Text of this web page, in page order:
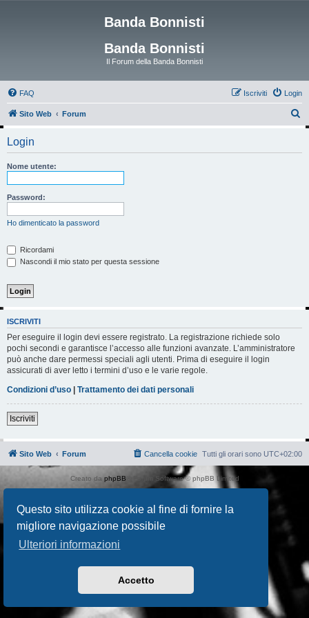
Questo sito utilizza cookie al fine di fornire la
migliore navigazione possibile
Ulteriori informazioni
Accetto
Banda Bonnisti
Banda Bonnisti
Il Forum della Banda Bonnisti
FAQ Login
Iscriviti
Sito Web Forum
Login
Nome utente:
Password:
Ho dimenticato la password
Ricordami
Nascondi il mio stato per questa sessione
ISCRIVITI
Per eseguire il login devi essere registrato. La registrazione richiede solo
pochi secondi e garantisce l’accesso alle funzioni avanzate. L’amministratore
può anche dare permessi speciali agli utenti. Prima di eseguire il login
assicurati di aver letto i termini d’uso e le varie regole.
Condizioni d’uso
Trattamento dei dati personali
Iscriviti
Sito Web Forum Tutti gli orari sono UTC+02:00
Cancella cookie
Creato da phpBB ® Forum Software © phpBB Limited
Traduzione ItalianaphpBB-Italia.it
Privacy |Condizioni